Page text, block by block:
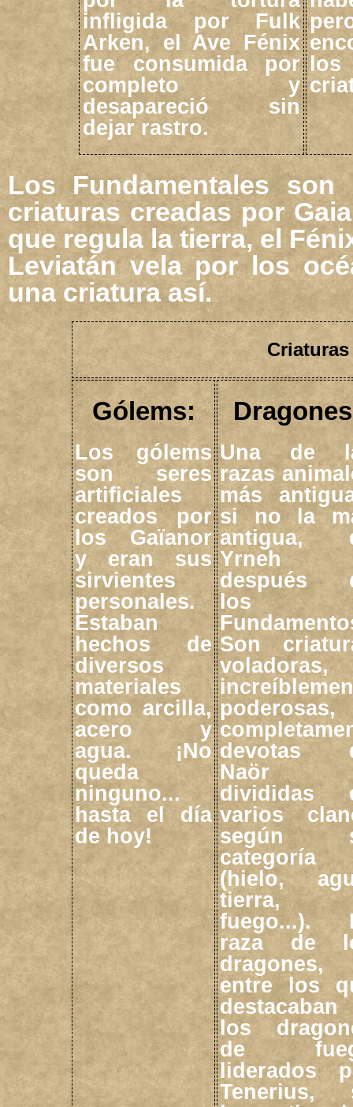
infligida por Fulk
Arken, el Ave Fénix
fue consumida por
completo y
desapareció sin
dejar rastro.
Los Fundamentales
criaturas creadas por
que regula la tierra, el
Leviatán vela por los
una criatura así.
Gólems:
Los gólems
son seres
artificiales
creados por
los Gaïanor
y eran sus
sirvientes
personales.
Estaban
hechos de
diversos
materiales
como arcilla,
acero y
agua. ¡No
queda
ninguno...
hasta el día
de hoy!
Una de
razas
más
si no la
antigua,
Yrneh
después
los
Son
voladoras,
poderosas,
devotas
Naör
divididas
varios
según
categoría
(hielo,
tierra,
fuego...).
raza de
dragones,
entre los
destacaban
los
de
liderados
Tenerius,